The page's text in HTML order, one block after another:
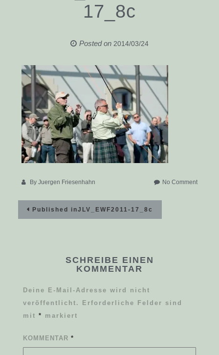
17_8c
Posted on 2014/03/24
ByJuergen Friesenhahn No Commenton
Beitragsnavigation
Published inJLV_EWF2011-17_8c
SCHREIBE EINEN
KOMMENTAR
Deine E-Mail-Adresse wird nicht
veröffentlicht.
Erforderliche Felder sind
mit* markiert
KOMMENTAR*